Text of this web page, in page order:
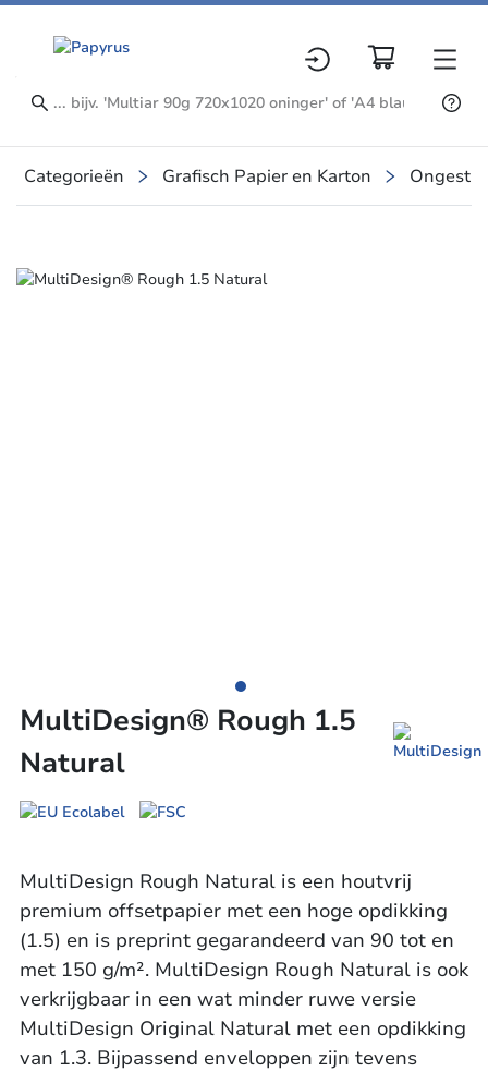
Categorieën Grafisch Papier en Karton
Slide 1 of 1
MultiDesign® Rough 1.5
Natural
MultiDesign Rough Natural is een houtvrij
premium offsetpapier met een hoge opdikking
(1.5) en is preprint gegarandeerd van 90 tot en
met 150 g/m². MultiDesign Rough Natural is ook
verkrijgbaar in een wat minder ruwe versie
MultiDesign Original Natural met een opdikking
van 1.3. Bijpassend enveloppen zijn tevens